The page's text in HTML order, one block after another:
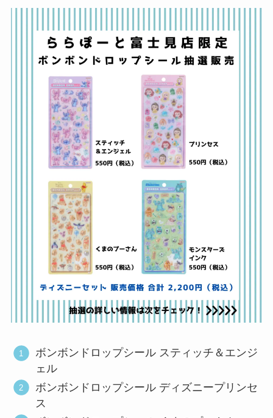
ボンボンドロップシール スティッチ＆エンジ
ェル
ボンボンドロップシール ディズニープリンセ
ス